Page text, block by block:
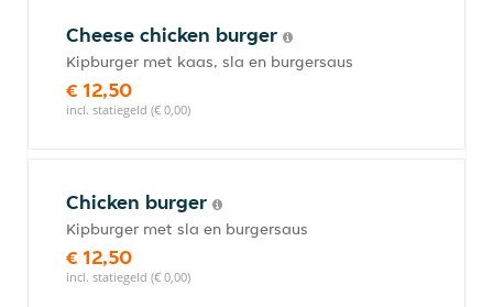
Cheese chicken burger
Kipburger met kaas, sla en burgersaus
€ 12,50
incl. statiegeld (€ 0,00)
Chicken burger
Kipburger met sla en burgersaus
€ 12,50
incl. statiegeld (€ 0,00)